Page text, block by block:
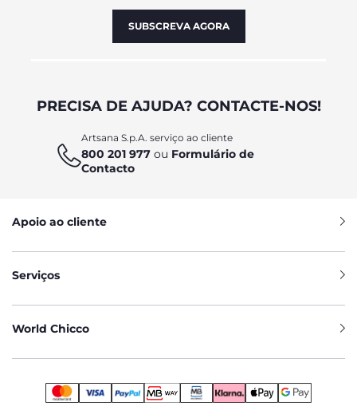
SUBSCREVA AGORA
PRECISA DE AJUDA? CONTACTE-NOS!
Artsana S.p.A. serviço ao cliente
800 201 977 ou Formulário de
Contacto
Apoio ao cliente
Serviços
World Chicco